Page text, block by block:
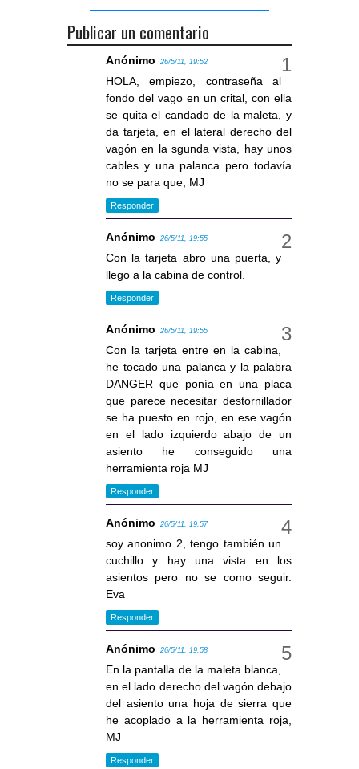
Publicar un comentario
Anónimo 26/5/11, 19:52
HOLA, empiezo, contraseña al
fondo del vago en un crital, con ella
se quita el candado de la maleta, y
da tarjeta, en el lateral derecho del
vagón en la sgunda vista, hay unos
cables y una palanca pero todavía
no se para que, MJ
Responder
Anónimo 26/5/11, 19:55
Con la tarjeta abro una puerta, y
llego a la cabina de control.
Responder
Anónimo 26/5/11, 19:55
Con la tarjeta entre en la cabina,
he tocado una palanca y la palabra
DANGER que ponía en una placa
que parece necesitar destornillador
se ha puesto en rojo, en ese vagón
en el lado izquierdo abajo de un
asiento he conseguido una
herramienta roja MJ
Responder
Anónimo 26/5/11, 19:57
soy anonimo 2, tengo también un
cuchillo y hay una vista en los
asientos pero no se como seguir.
Eva
Responder
Anónimo 26/5/11, 19:58
En la pantalla de la maleta blanca,
en el lado derecho del vagón debajo
del asiento una hoja de sierra que
he acoplado a la herramienta roja,
MJ
Responder